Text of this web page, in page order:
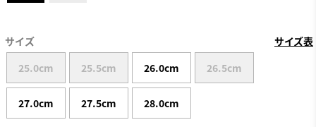
サイズ
サイズ表
25.0cm
25.5cm 26.0cm 26.5cm
27.0cm 27.5cm 28.0cm